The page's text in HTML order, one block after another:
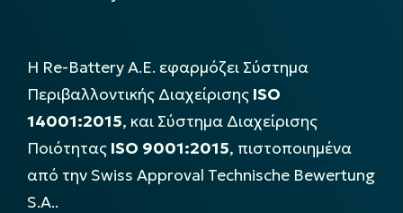
Η Re-Battery Α.Ε. εφαρμόζει Σύστημα
Περιβαλλοντικής Διαχείρισης ISO
14001:2015, και Σύστημα Διαχείρισης
Ποιότητας ISO 9001:2015, πιστοποιημένα
από την Swiss Approval Technische Bewertung
S.A..